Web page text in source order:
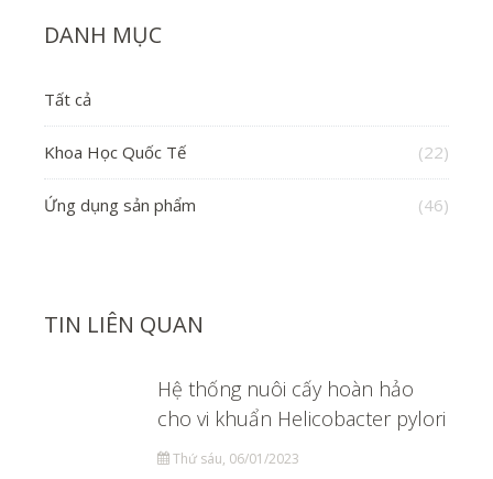
DANH MỤC
Tất cả
Khoa Học Quốc Tế (22)
Ứng dụng sản phẩm (46)
TIN LIÊN QUAN
Hệ thống nuôi cấy hoàn hảo
cho vi khuẩn Helicobacter pylori
Thứ sáu, 06/01/2023